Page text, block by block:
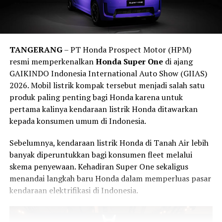
Keselamatan (RUNK)yang menempatkan keselamatan
kendaraan sebagai salah satu pilar utama transportasi
nasional.
Edukasi Keselamatan dan Program
Sosial Bosch
Selain memperagakan teknologi keselamatan modern,
Bosch juga mengedukasi pengunjung mengenai
pentingnya melakukan perawatan kendaraan secara
berkala agar seluruh sistem keselamatan tetap bekerja
secara optimal.
Bosch turut menghadirkan berbagai produk aftermarket
sepertiwiper, busi, filter, lampu, klakson, hingga
komponen otomotif lainnya yang berperan mendukung
Prototipe tersebut juga terlihat menggunakan pelek
berdiameter besar yang dipadukan dengan sistem
pengereman berperforma tinggi. Kombinasi ini
mengindikasikan bahwa Dodge tidak hanya mengejar
angka tenaga, tetapi juga meningkatkan kemampuan
handling dan pengereman.
Menariknya, salah satu unit terlihat membawaRacepak
data logger. Perangkat tersebut digunakan untuk
merekam berbagai parameter kendaraan selama proses
Kehadiran alat tersebut memperkuat dugaan bahwa
prototipe Charger ini sedang menjalani pengembangan
serius, termasuk pengujian performa dan kemungkinan
pengujian di lintasan.
TANGERANG– PT Honda Prospect Motor (HPM)
resmi memperkenalkanHonda Super Onedi ajang
GAIKINDO Indonesia International Auto Show (GIIAS)
2026. Mobil listrik kompak tersebut menjadi salah satu
produk paling penting bagi Honda karena untuk
pertama kalinya kendaraan listrik Honda ditawarkan
kepada konsumen umum di Indonesia.
Sebelumnya, kendaraan listrik Honda di Tanah Air lebih
banyak diperuntukkan bagi konsumen fleet melalui
skema penyewaan. Kehadiran Super One sekaligus
menandai langkah baru Honda dalam memperluas pasar
kendaraan elektrifikasi di Indonesia.